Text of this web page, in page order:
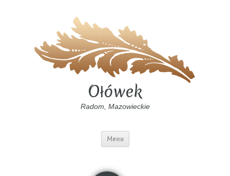
Ołówek
Radom, Mazowieckie
Menu